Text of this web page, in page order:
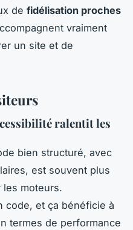
de fidélisation proches
vraiment
un site et de
ralentit les
bien structuré, avec
est souvent plus
les moteurs.
code, et ça bénéficie à
termes de performance